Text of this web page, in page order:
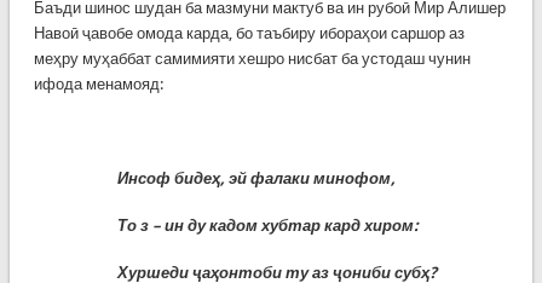
Баъди шинос шудан ба мазмуни мактуб ва ин рубоӣ Мир Алишер
Навоӣ ҷавобе омода карда, бо таъбиру ибораҳои саршор аз
меҳру муҳаббат самимияти хешро нисбат ба устодаш чунин
ифода менамояд:
Инсоф бидеҳ, эй фалаки минофом,
То з – ин ду кадом хубтар кард хиром:
Хуршеди ҷаҳонтоби ту аз ҷониби субҳ?